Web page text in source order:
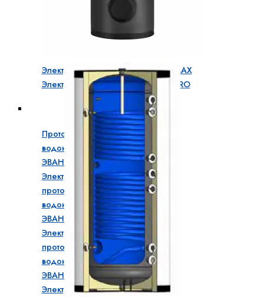
Электрический котел
Электрический котел ЭВАН ЭПО MAX
Электрический котел ЭВАН ЭПО PRO
Электрические проточные водонагреватели
Проточный
водонагреватель
ЭВАН KASKADA
Электрический
проточный
водонагреватель
ЭВАН В1
Электрический
проточный
водонагреватель
ЭВАН ЭПВН
Электрический